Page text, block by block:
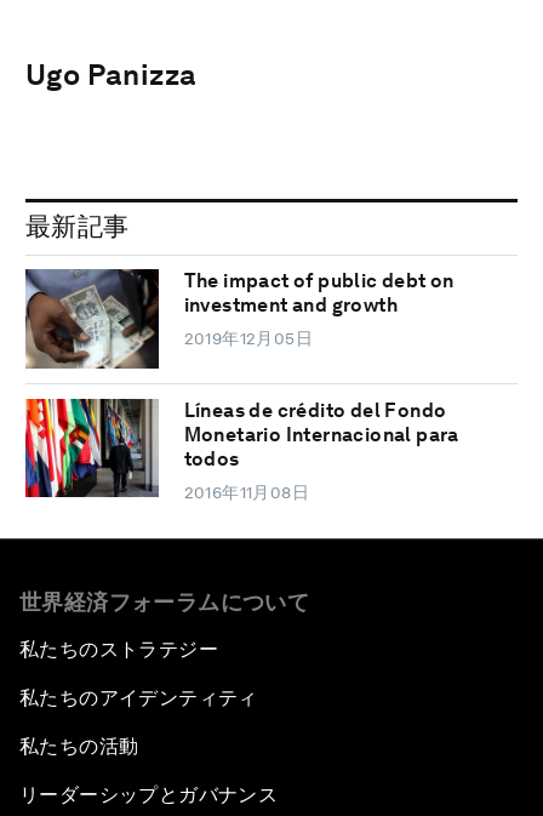
Ugo Panizza
最新記事
The impact of public debt on
investment and growth
2019年12月05日
Líneas de crédito del Fondo
Monetario Internacional para
todos
2016年11月08日
世界経済フォーラムについて
私たちのストラテジー
私たちのアイデンティティ
私たちの活動
リーダーシップとガバナンス